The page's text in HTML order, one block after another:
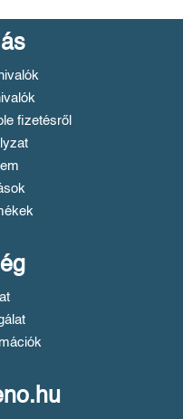
fizetésről